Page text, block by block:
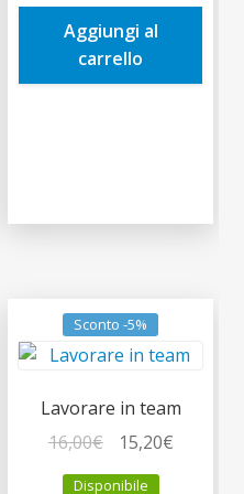
era:
9,00€.
è:
Aggiungi al
carrello
Sconto -5%
Lavorare in team
16,00€
prezzo
15,20€Il
Disponibile